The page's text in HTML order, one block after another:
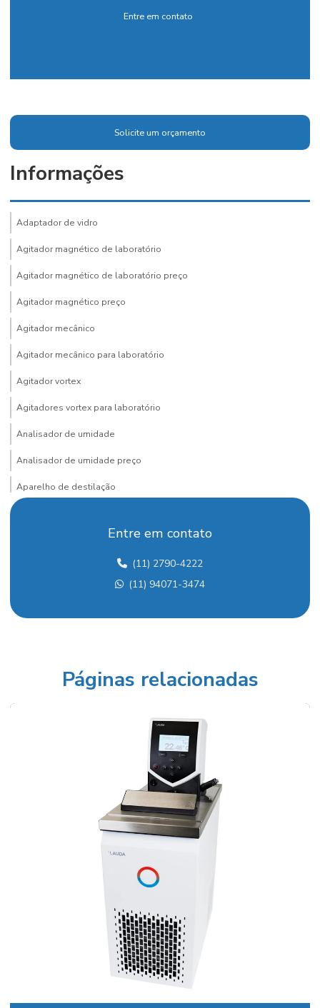
Entre em contato
Solicite um orçamento
Informações
Adaptador de vidro
Agitador magnético de laboratório
Agitador magnético de laboratório preço
Agitador magnético preço
Agitador mecânico
Agitador mecânico para laboratório
Agitador vortex
Agitadores vortex para laboratório
Analisador de umidade
Analisador de umidade preço
Aparelho de destilação
Aparelho para determinação de arsênio
Aquecedor para laboratório
Balança analítica preço
Balança semi analítica
Balão volumétrico preço
Balão volumétrico de vidro
Banho para calibração de termômetros
Banho maria digital para laboratório
Banho maria de laboratório
Entre em contato
(11) 2790-4222
(11) 94071-3474
Páginas relacionadas